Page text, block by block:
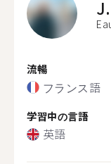
J.
流暢
フランス語
学習中の言語
英語